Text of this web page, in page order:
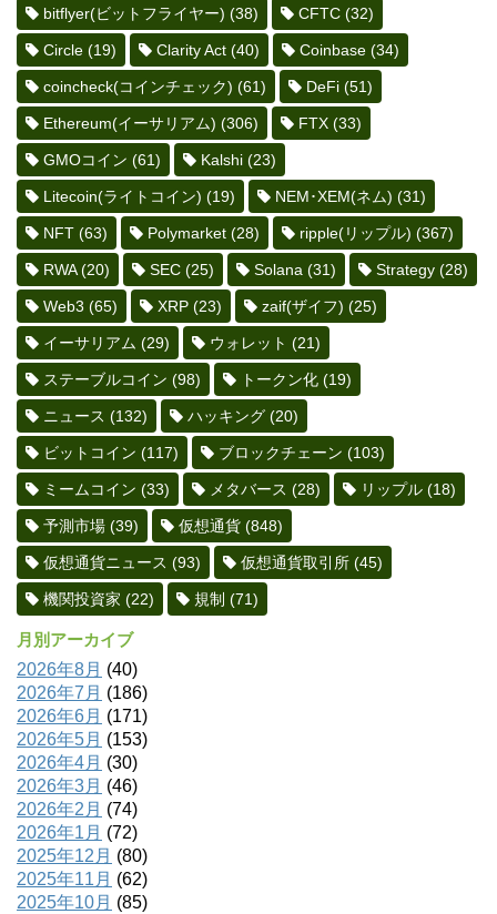
bitflyer(ビットフライヤー) (38) CFTC (32)
Circle (19) Clarity Act (40) Coinbase (34)
coincheck(コインチェック) (61) DeFi (51)
Ethereum(イーサリアム) (306) FTX (33)
GMOコイン (61) Kalshi (23)
Litecoin(ライトコイン) (19) NEM･XEM(ネム) (31)
NFT (63) Polymarket (28) ripple(リップル) (367)
RWA(20) SEC (25) Solana (31) Strategy (28)
Web3 (65) XRP (23) zaif(ザイフ) (25)
イーサリアム (29) ウォレット (21)
ステーブルコイン (98) トークン化 (19)
ニュース (132) ハッキング (20)
ビットコイン (117) ブロックチェーン (103)
ミームコイン (33) メタバース (28) リップル (18)
予測市場 (39) 仮想通貨 (848)
仮想通貨ニュース (93) 仮想通貨取引所 (45)
機関投資家 (22) 規制 (71)
月別アーカイブ
2026年8月 (40)
2026年7月 (186)
2026年6月 (171)
2026年5月 (153)
2026年4月 (30)
2026年3月 (46)
2026年2月 (74)
2026年1月 (72)
2025年12月 (80)
2025年11月 (62)
2025年10月 (85)